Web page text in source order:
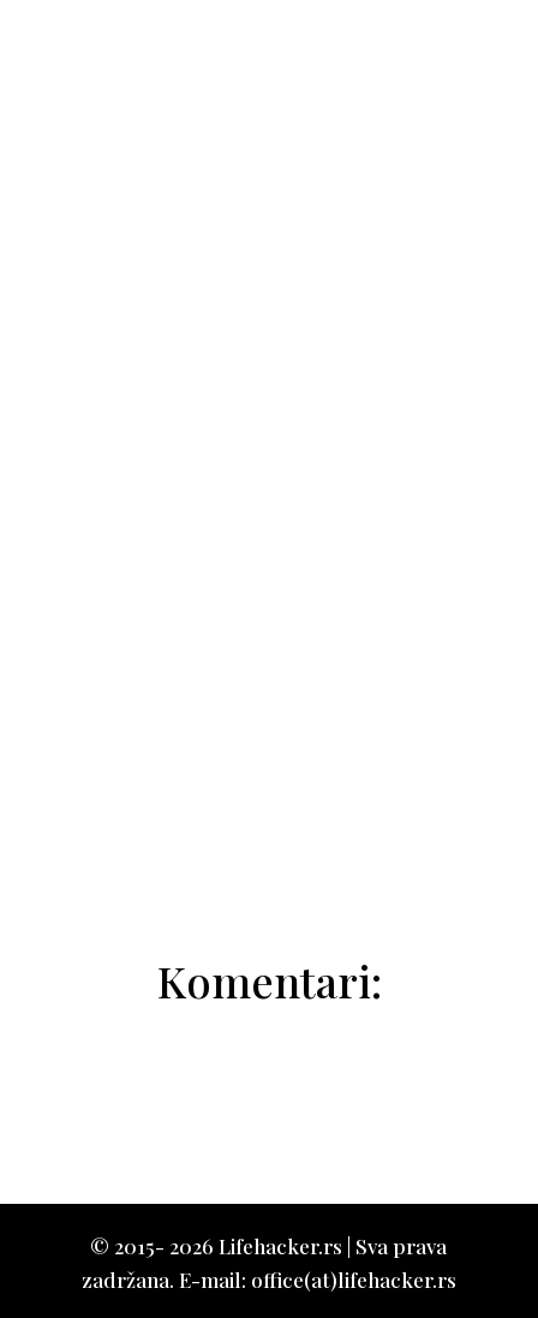
Komentari:
© 2015- 2026 Lifehacker.rs | Sva prava
zadržana. E-mail: office(at)lifehacker.rs